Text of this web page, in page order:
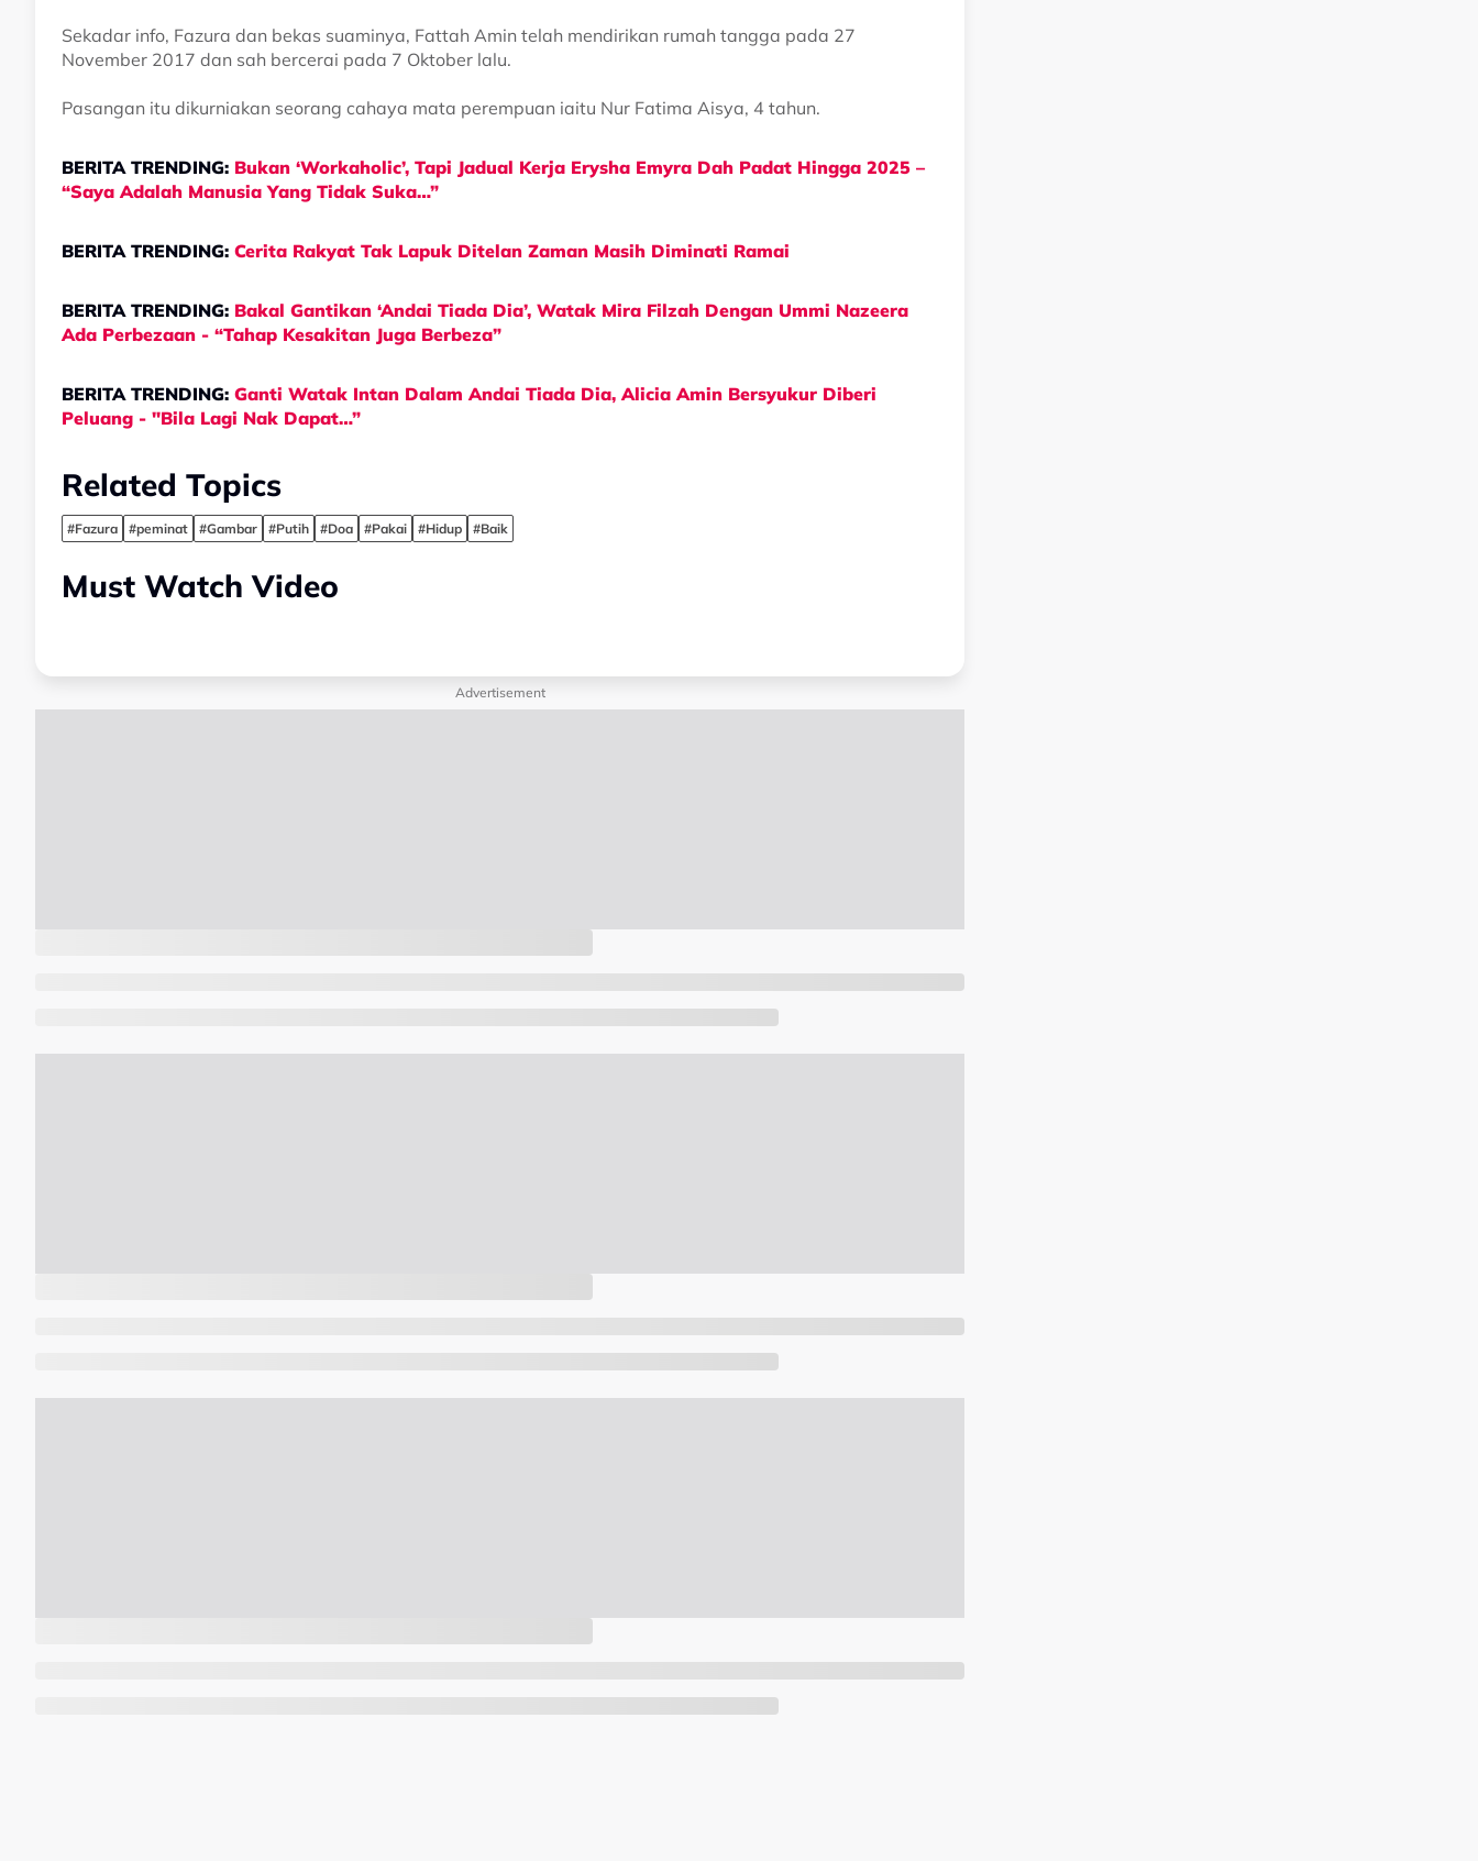
Sekadar info, Fazura dan bekas suaminya, Fattah Amin telah mendirikan rumah tangga pada 27
November 2017 dan sah bercerai pada 7 Oktober lalu.
Pasangan itu dikurniakan seorang cahaya mata perempuan iaitu Nur Fatima Aisya, 4 tahun.
BERITA TRENDING: Bukan ‘Workaholic’, Tapi Jadual Kerja Erysha Emyra Dah Padat Hingga 2025 –
“Saya Adalah Manusia Yang Tidak Suka…”
BERITA TRENDING: Cerita Rakyat Tak Lapuk Ditelan Zaman Masih Diminati Ramai
BERITA TRENDING: Bakal Gantikan ‘Andai Tiada Dia’, Watak Mira Filzah Dengan Ummi Nazeera
Ada Perbezaan - “Tahap Kesakitan Juga Berbeza”
BERITA TRENDING: Ganti Watak Intan Dalam Andai Tiada Dia, Alicia Amin Bersyukur Diberi
Peluang - "Bila Lagi Nak Dapat…”
Related Topics
#Fazura #peminat #Gambar #Putih #Doa #Pakai #Hidup #Baik
Must Watch Video
Advertisement